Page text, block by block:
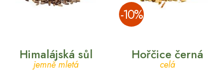
­-10%
Himalájská sůl
jemně mletá
Hořčice černá
celá